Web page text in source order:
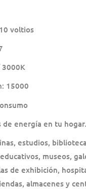
voltios
3000K
15000
de energía en tu hogar.
estudios,
museos,
de exhibición,
almacenes y